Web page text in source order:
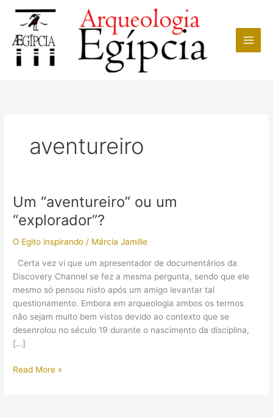
conteúdo
aventureiro
Um “aventureiro” ou um
“explorador”?
O Egito inspirando / Márcia Jamille
Certa vez vi que um apresentador de documentários da
Discovery Channel se fez a mesma pergunta, sendo que ele
mesmo só pensou nisto após um amigo levantar tal
questionamento. Embora em arqueologia ambos os termos
não sejam muito bem vistos devido ao contexto que se
desenrolou no século 19 durante o nascimento da disciplina,
[…]
Um
Read More »